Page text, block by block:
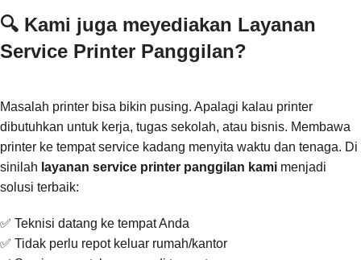
🔍 Kami juga meyediakan Layanan
Service Printer Panggilan?
Masalah printer bisa bikin pusing. Apalagi kalau printer
dibutuhkan untuk kerja, tugas sekolah, atau bisnis. Membawa
printer ke tempat service kadang menyita waktu dan tenaga. Di
sinilah layanan service printer panggilan kami menjadi
solusi terbaik:
✅ Teknisi datang ke tempat Anda
✅ Tidak perlu repot keluar rumah/kantor